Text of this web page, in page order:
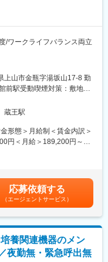
実践的な研修も受講可能
し、グループチャットを通
きる体制を整えています。
療費の増大を抑えること
らも普及が求められてい
とても重要な役割を担って
の製造販売をおこなってい
、飲みやすく、扱いやすい
まざまな取り組みをおこな
サービスの提供を目指し
about/number.php
work/chart.php
/ワークライフバランス両立
メンテナンス業務をお任
事業所
定める業務
間などが過ぎた後に他のメ
薬です。効き目、品質、
格で提供できます。今、日
上山市金瓶字湯坂山17-8 勤
前駅受動喫煙対策：敷地内
所
蔵王駅
形態＞月給制＜賃金内訳＞
円＜月給＞189,200円～
考を通じて上下する可能性
めた表記です。
応募依頼する
（エージェントサービス）
養関連機器のメン
夜勤無・緊急呼出無